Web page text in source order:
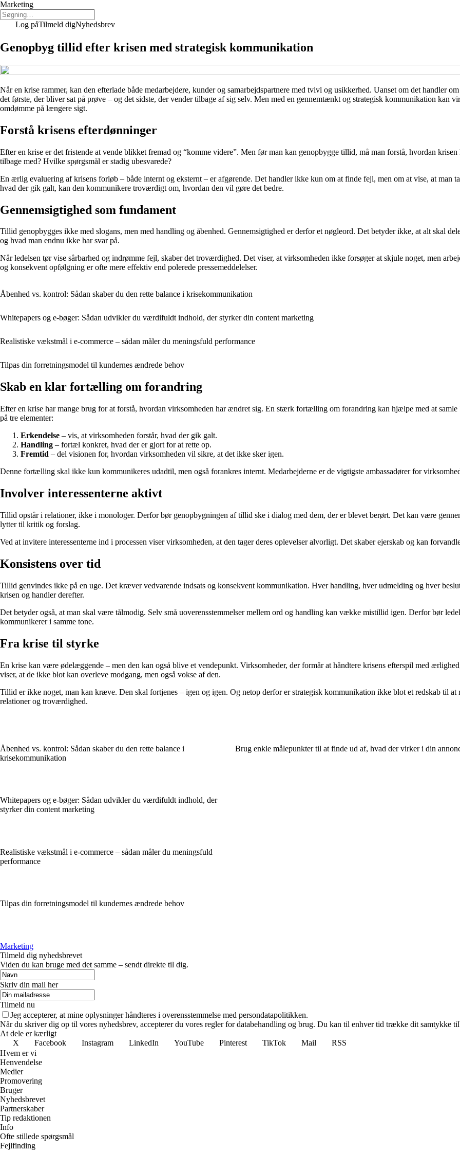
Marketing
Log påTilmeld digNyhedsbrev
Genopbyg tillid efter krisen med strategisk kommunikation
Når en krise rammer, kan den efterlade både medarbejdere, kunder og samarbejdspartnere med tvivl og usikkerhed. Uanset om det handler
det første, der bliver sat på prøve – og det sidste, der vender tilbage af sig selv. Men med en gennemtænkt og strategisk kommunikation kan
omdømme på længere sigt.
Forstå krisens efterdønninger
Efter en krise er det fristende at vende blikket fremad og “komme videre”. Men før man kan genopbygge tillid, må man forstå, hvordan
tilbage med? Hvilke spørgsmål er stadig ubesvarede?
En ærlig evaluering af krisens forløb – både internt og eksternt – er afgørende. Det handler ikke kun om at finde fejl, men om at vise, at man
hvad der gik galt, kan den kommunikere troværdigt om, hvordan den vil gøre det bedre.
Gennemsigtighed som fundament
Tillid genopbygges ikke med slogans, men med handling og åbenhed. Gennemsigtighed er derfor et nøgleord. Det betyder ikke, at alt skal
og hvad man endnu ikke har svar på.
Når ledelsen tør vise sårbarhed og indrømme fejl, skaber det troværdighed. Det viser, at virksomheden ikke forsøger at skjule noget, men
og konsekvent opfølgning er ofte mere effektiv end polerede pressemeddelelser.
Åbenhed vs. kontrol: Sådan skaber du den rette balance i krisekommunikation
Whitepapers og e-bøger: Sådan udvikler du værdifuldt indhold, der styrker din content marketing
Realistiske vækstmål i e-commerce – sådan måler du meningsfuld performance
Tilpas din forretningsmodel til kundernes ændrede behov
Skab en klar fortælling om forandring
Efter en krise har mange brug for at forstå, hvordan virksomheden har ændret sig. En stærk fortælling om forandring kan hjælpe med at
på tre elementer:
Erkendelse – vis, at virksomheden forstår, hvad der gik galt.
Handling – fortæl konkret, hvad der er gjort for at rette op.
Fremtid – del visionen for, hvordan virksomheden vil sikre, at det ikke sker igen.
Denne fortælling skal ikke kun kommunikeres udadtil, men også forankres internt. Medarbejderne er de vigtigste ambassadører for
Involver interessenterne aktivt
Tillid opstår i relationer, ikke i monologer. Derfor bør genopbygningen af tillid ske i dialog med dem, der er blevet berørt. Det kan være
lytter til kritik og forslag.
Ved at invitere interessenterne ind i processen viser virksomheden, at den tager deres oplevelser alvorligt. Det skaber ejerskab og kan
Konsistens over tid
Tillid genvindes ikke på en uge. Det kræver vedvarende indsats og konsekvent kommunikation. Hver handling, hver udmelding og hver
krisen og handler derefter.
Det betyder også, at man skal være tålmodig. Selv små uoverensstemmelser mellem ord og handling kan vække mistillid igen. Derfor bør
kommunikerer i samme tone.
Fra krise til styrke
En krise kan være ødelæggende – men den kan også blive et vendepunkt. Virksomheder, der formår at håndtere krisens efterspil med
viser, at de ikke blot kan overleve modgang, men også vokse af den.
Tillid er ikke noget, man kan kræve. Den skal fortjenes – igen og igen. Og netop derfor er strategisk kommunikation ikke blot et redskab til at
relationer og troværdighed.
Åbenhed vs. kontrol: Sådan skaber du den rette balance i
krisekommunikation
Whitepapers og e-bøger: Sådan udvikler du værdifuldt indhold, der
styrker din content marketing
Realistiske vækstmål i e-commerce – sådan måler du meningsfuld
performance
Tilpas din forretningsmodel til kundernes ændrede behov
Brug enkle målepunkter til at finde ud af, hvad der virker i din
Marketing
Tilmeld dig nyhedsbrevet
Viden du kan bruge med det samme – sendt direkte til dig.
Skriv din mail her
Tilmeld nu
Jeg accepterer, at mine oplysninger håndteres i overensstemmelse med persondatapolitikken.
Når du skriver dig op til vores nyhedsbrev, accepterer du vores regler for databehandling og brug. Du kan til enhver tid trække dit samtykke
At dele er kærligt
X
Facebook Instagram LinkedIn YouTube Pinterest TikTok Mail
RSS
Hvem er vi
Henvendelse
Medier
Promovering
Bruger
Nyhedsbrevet
Partnerskaber
Tip redaktionen
Info
Ofte stillede spørgsmål
Fejlfinding